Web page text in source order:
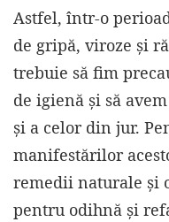
Astfel, într-o
de gripă, viroze și
trebuie să fim
de igienă și să
și a celor din jur.
manifestărilor
remedii naturale și
pentru odihnă și